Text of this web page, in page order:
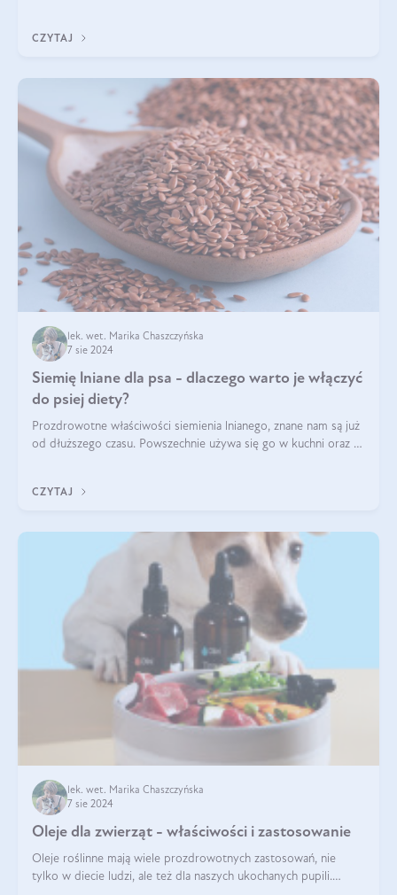
CZYTAJ
lek. wet. Marika Chaszczyńska
7 sie 2024
Siemię lniane dla psa - dlaczego warto je włączyć
do psiej diety?
Prozdrowotne właściwości siemienia lnianego, znane nam są już
od dłuższego czasu. Powszechnie używa się go w kuchni oraz w
CZYTAJ
lek. wet. Marika Chaszczyńska
7 sie 2024
Oleje dla zwierząt - właściwości i zastosowanie
Oleje roślinne mają wiele prozdrowotnych zastosowań, nie
tylko w diecie ludzi, ale też dla naszych ukochanych pupili.